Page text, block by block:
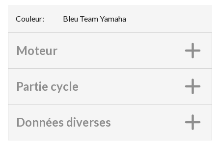
Couleur: Bleu Team Yamaha
Moteur
Partie cycle
Données diverses